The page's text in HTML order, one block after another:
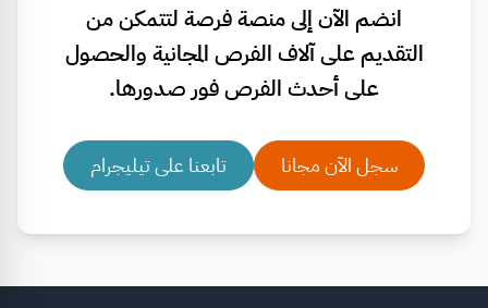
انضم الآن إلى منصة فرصة لتتمكن من
التقديم على آلاف الفرص المجانية والحصول
على أحدث الفرص فور صدورها.
سجل الآن مجانا تابعنا على تيليجرام